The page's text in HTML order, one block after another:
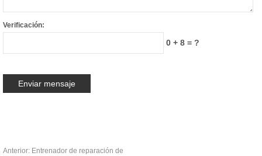
Verificación:
0 + 8 = ?
Anterior: Entrenador de reparación de